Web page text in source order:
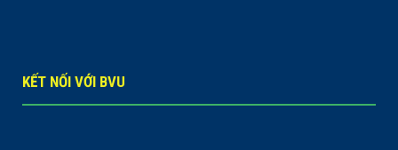
KẾT NỐI VỚI BVU